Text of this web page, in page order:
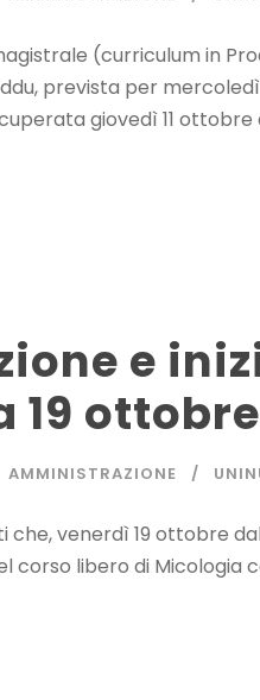
(curriculum in
prevista per
giovedì 11 ottobre
e
19 ottobre
AMMINISTRAZIONE
venerdì 19 ottobre
corso libero di Micologia